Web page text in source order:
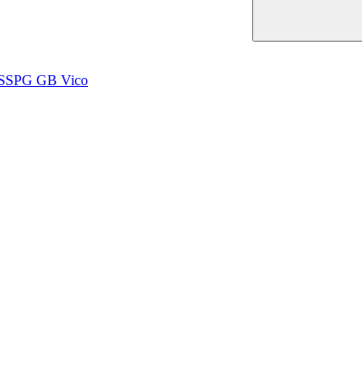
GB Vico